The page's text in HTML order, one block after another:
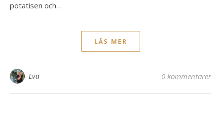
potatisen och…
LÄS MER
Eva 0 kommentarer